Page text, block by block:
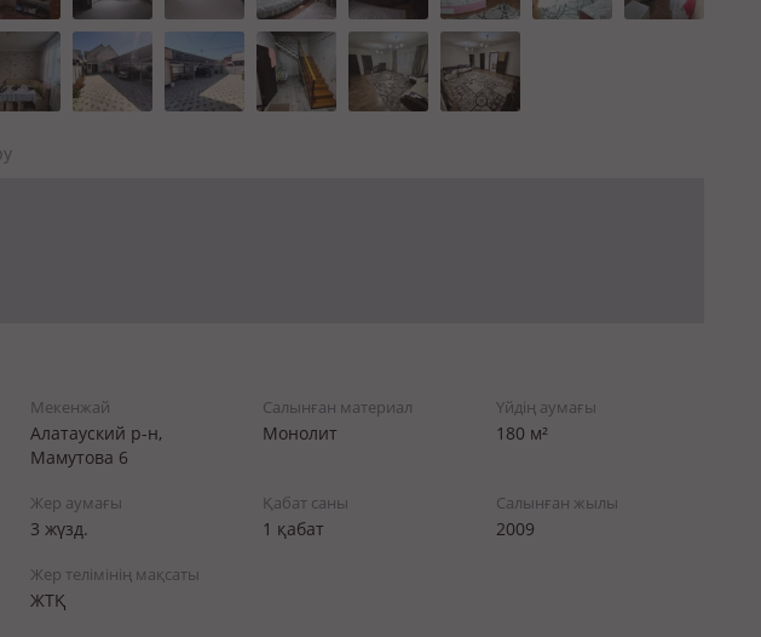
Мекенжай
Алатауский р-н,
Мамутова 6
Салынған материал
Монолит
Үйдің аумағы
180 м²
Жер аумағы
3 жүзд.
Қабат саны
1 қабат
Салынған жылы
2009
Жер телімінің мақсаты
ЖТҚ